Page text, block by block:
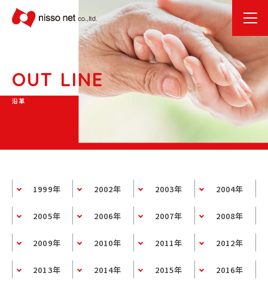
OUT LINE
沿革
1999年 2002年 2003年 2004年
2005年 2006年 2007年 2008年
2009年 2010年 2011年 2012年
2013年 2014年 2015年 2016年